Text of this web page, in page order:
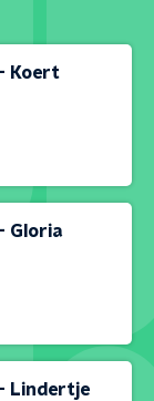
Koert
Gloria
Lindertje